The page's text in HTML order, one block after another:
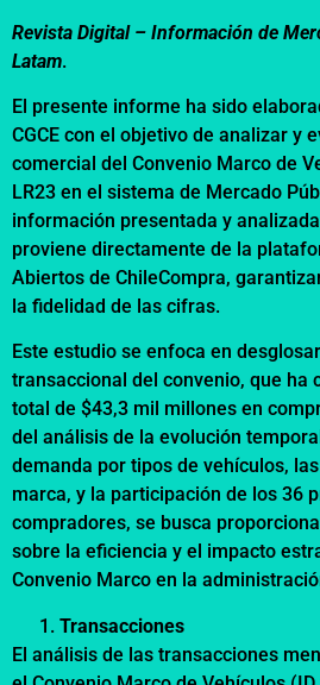
Revista Digital – Información de
Latam.
El presente informe ha sido
CGCE con el objetivo de analizar y
comercial del Convenio Marco de
LR23 en el sistema de Mercado
información presentada y
proviene directamente de la
Abiertos de ChileCompra,
la fidelidad de las cifras.
Este estudio se enfoca en
transaccional del convenio, que ha
total de $43,3 mil millones en
del análisis de la evolución
demanda por tipos de vehículos,
marca, y la participación de los 36
compradores, se busca
sobre la eficiencia y el impacto
Convenio Marco en la
Transacciones
El análisis de las transacciones